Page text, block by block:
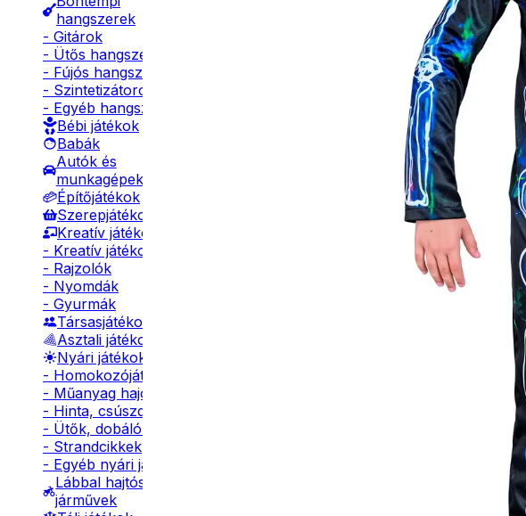
hangszerek
- Gitárok
- Ütős hangszerek
- Fújós hangszerek
- Szintetizátorok
- Egyéb hangszerek
Bébi játékok
Babák
Autók és
munkagépek
Építőjátékok
Szerepjátékok
Kreatív játékok
- Kreatív játékok
- Rajzolók
- Nyomdák
- Gyurmák
Társasjátékok
Asztali játékok
Nyári játékok
- Homokozójátékok
- Műanyag hajók
- Hinta, csúszda
- Ütők, dobálók
- Strandcikkek
- Egyéb nyári játékok
Lábbal hajtós
járművek